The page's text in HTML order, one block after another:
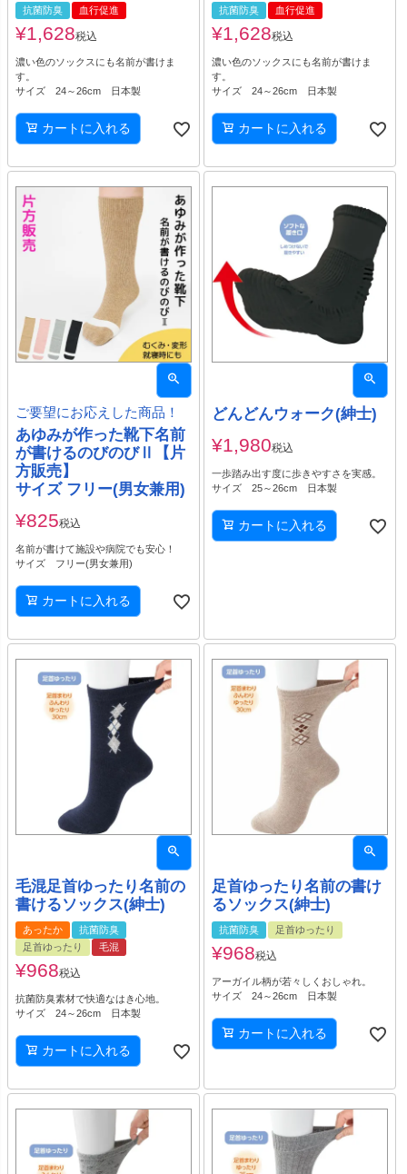
抗菌防臭 血行促進
¥1,628税込
濃い色のソックスにも名前が書けま
す。
サイズ 24～26cm 日本製
カートに入れる
抗菌防臭 血行促進
¥1,628税込
濃い色のソックスにも名前が書けま
す。
サイズ 24～26cm 日本製
カートに入れる
ご要望にお応えした商品！
あゆみが作った靴下名前
が書けるのびのびⅡ【片
方販売】
サイズ フリー(男女兼用)
¥825税込
名前が書けて施設や病院でも安心！
サイズ フリー(男女兼用)
カートに入れる
どんどんウォーク(紳士)
¥1,980税込
一歩踏み出す度に歩きやすさを実感。
サイズ 25～26cm 日本製
カートに入れる
毛混足首ゆったり名前の
書けるソックス(紳士)
あったか
抗菌防臭
足首ゆったり
毛混
¥968税込
抗菌防臭素材で快適なはき心地。
サイズ 24～26cm 日本製
カートに入れる
足首ゆったり名前の書け
るソックス(紳士)
抗菌防臭 足首ゆったり
¥968税込
アーガイル柄が若々しくおしゃれ。
サイズ 24～26cm 日本製
カートに入れる